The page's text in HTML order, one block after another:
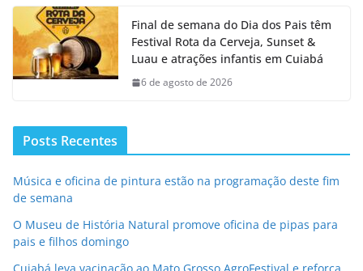
Final de semana do Dia dos Pais têm
Festival Rota da Cerveja, Sunset &
Luau e atrações infantis em Cuiabá
6 de agosto de 2026
Posts Recentes
Música e oficina de pintura estão na programação deste fim
de semana
O Museu de História Natural promove oficina de pipas para
pais e filhos domingo